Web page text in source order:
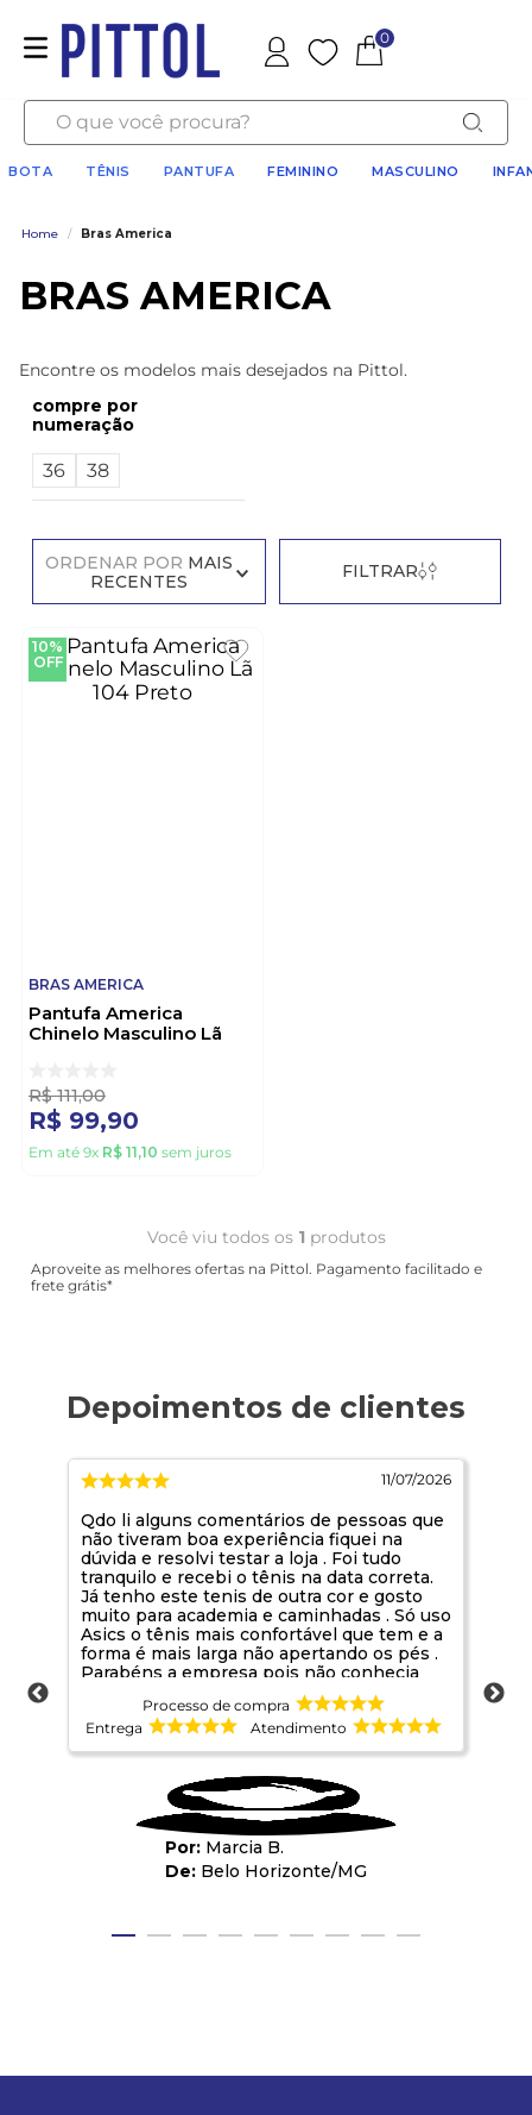
Favoritos
0
O que você procura?
BOTA TÊNIS PANTUFA FEMININO MASCULINO
Home / Bras America
BRAS AMERICA
Encontre os modelos mais desejados na Pittol.
numeração
36 38
ORDENAR POR MAIS
RECENTES
FILTRAR
10%
OFF
BRAS AMERICA
Pantufa America
Chinelo Masculino Lã
R$ 111,00
R$ 99,90
Em até 9x R$ 11,10 sem juros
Você viu todos os 1 produtos
Aproveite as melhores ofertas na Pittol. Pagamento facilitado e
frete grátis*
11/07/2026
Qdo li alguns comentários de pessoas que
não tiveram boa experiência fiquei na
dúvida e resolvi testar a loja . Foi tudo
tranquilo e recebi o tênis na data correta.
Já tenho este tenis de outra cor e gosto
muito para academia e caminhadas . Só uso
Asics o tênis mais confortável que tem e a
forma é mais larga não apertando os pés .
Parabéns a empresa pois não conhecia
sou de Belo Horizonte. Foi uma boa
oportunidade de conhecer
Processo de compra
Entrega
Atendimento
Marcia B.
Belo Horizonte/MG